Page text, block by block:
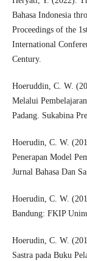
Bahasa Indonesia
Proceedings of the
International
Century.
Hoeruddin, C. W.
Melalui
Padang. Sukabina
Hoerudin, C. W.
Penerapan Model
Jurnal Bahasa Dan
Hoerudin, C. W.
Bandung: FKIP
Hoerudin, C. W.
Sastra pada Buku